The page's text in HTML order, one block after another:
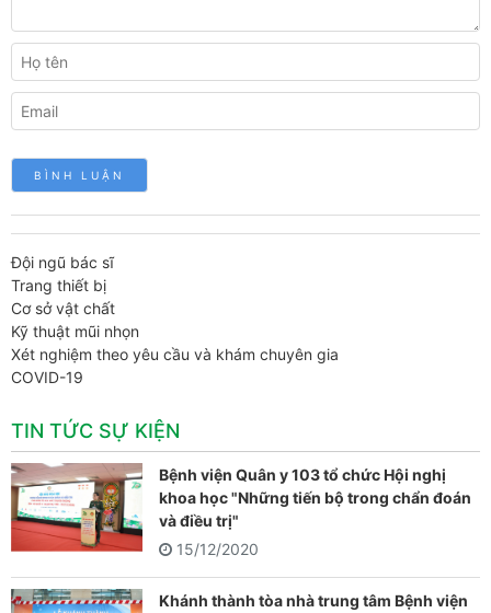
Đội ngũ bác sĩ
Trang thiết bị
Cơ sở vật chất
Kỹ thuật mũi nhọn
Xét nghiệm theo yêu cầu và khám chuyên gia
COVID-19
TIN TỨC SỰ KIỆN
Bệnh viện Quân y 103 tổ chức Hội nghị
khoa học "Những tiến bộ trong chẩn đoán
và điều trị"
15/12/2020
Khánh thành tòa nhà trung tâm Bệnh viện